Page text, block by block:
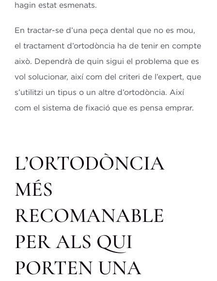
hagin estat esmenats.
En tractar-se d’una peça dental que no es mou,
el tractament d’ortodòncia ha de tenir en compte
això. Dependrà de quin sigui el problema que es
vol solucionar, així com del criteri de l’expert, que
s’utilitzi un tipus o un altre d’ortodòncia. Així
com el sistema de fixació que es pensa emprar.
L’ORTODÒNCIA
MÉS
RECOMANABLE
PER ALS QUI
PORTEN UNA